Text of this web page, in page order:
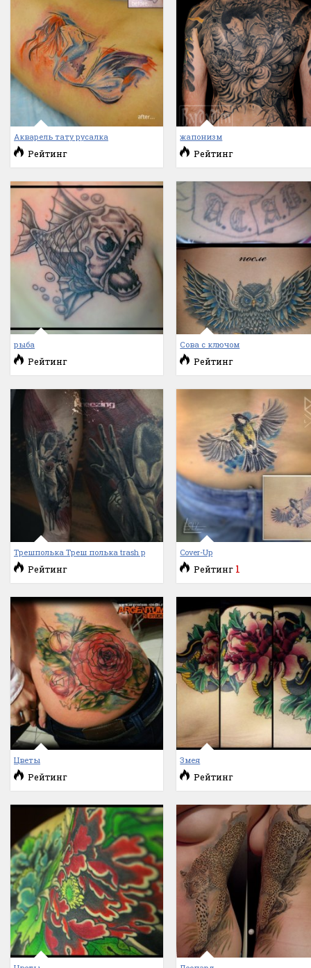
Акварель тату русалка
Рейтинг
жапонизм
Рейтинг
рыба
Рейтинг
Сова с ключом
Рейтинг
Трешполька Треш полька trash p
Рейтинг
Cover-Up
Рейтинг 1
Цветы
Рейтинг
Змея
Рейтинг